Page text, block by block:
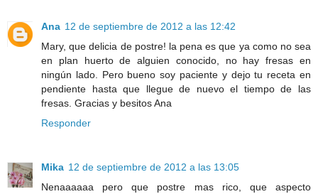
Ana 12 de septiembre de 2012 a las 12:42
Mary, que delicia de postre! la pena es que ya como no sea
en plan huerto de alguien conocido, no hay fresas en
ningún lado. Pero bueno soy paciente y dejo tu receta en
pendiente hasta que llegue de nuevo el tiempo de las
fresas. Gracias y besitos Ana
Responder
Mika 12 de septiembre de 2012 a las 13:05
Nenaaaaaa pero que postre mas rico, que aspecto